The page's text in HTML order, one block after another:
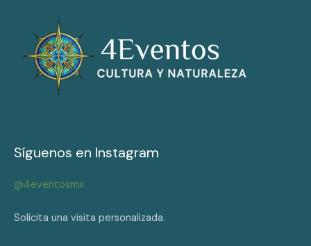
Síguenos en Instagram
@4eventosmx
Solicita una visita personalizada.